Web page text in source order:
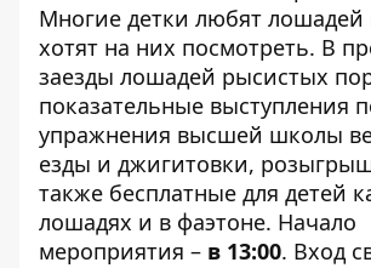
Многие детки любят лошадей
хотят на них посмотреть. В
заезды лошадей рысистых
показательные выступления
упражнения высшей школы
езды и джигитовки,
также бесплатные для детей
лошадях и в фаэтоне. Начало
мероприятия – в 13:00. Вход